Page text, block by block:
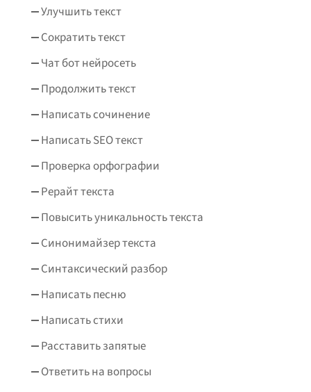
Улучшить текст
Сократить текст
Чат бот нейросеть
Продолжить текст
Написать сочинение
Написать SEO текст
Проверка орфографии
Рерайт текста
Повысить уникальность текста
Синонимайзер текста
Синтаксический разбор
Написать песню
Написать стихи
Расставить запятые
Ответить на вопросы